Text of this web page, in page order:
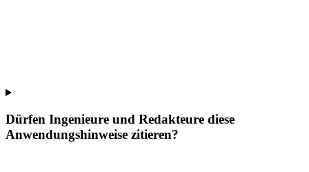
Dürfen Ingenieure und Redakteure diese
Anwendungshinweise zitieren?